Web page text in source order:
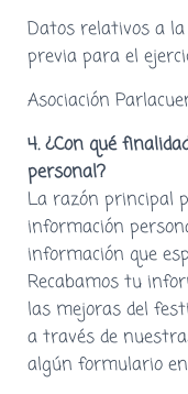
Datos relativos a
previa para el
Asociación
4. ¿Con qué
personal?
La razón principal
información
información que
Recabamos tu
las mejoras del
a través de
algún formulario